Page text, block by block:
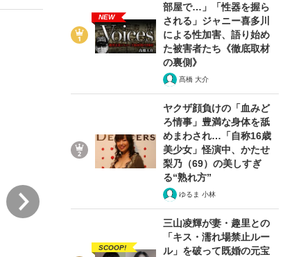
しい」『北の国から』倉本聰氏（91...
NEW
部屋で…」「性器を握ら
される」ジャニー喜多川
による性加害、語り始め
た被害者たち《徹底取材
の裏側》
髙橋 大介
ヤクザ顔負けの「血みど
ろ情事」豊満な身体を舐
めまわされ…「自称16歳
美少女」怪演中、かたせ
梨乃（69）の美しすぎ
る“熟れ方”
ゆるま 小林
SCOOP!
三山凌輝が妻・趣里との
「キス・濡れ場禁止ルー
ル」を破って既婚の元宝